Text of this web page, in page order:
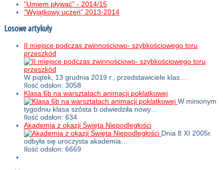
"Umiem pływać" - 2014/15
"Wyjątkowy uczeń" 2013-2014
Losowe artykuły
II miejsce podczas zwinnościowo- szybkościowego toru
przeszkód
W piątek, 13 grudnia 2019 r., przedstawiciele klas…
Ilość odsłon: 3058
Klasa 6b na warsztatach animacji poklatkowej
W minionym
tygodniu klasa szósta b odwiedziła nowy…
Ilość odsłon: 634
Akademia z okazji Święta Niepodległości
Dnia 8 XI 2005r.
odbyła się uroczysta akademia…
Ilość odsłon: 6669